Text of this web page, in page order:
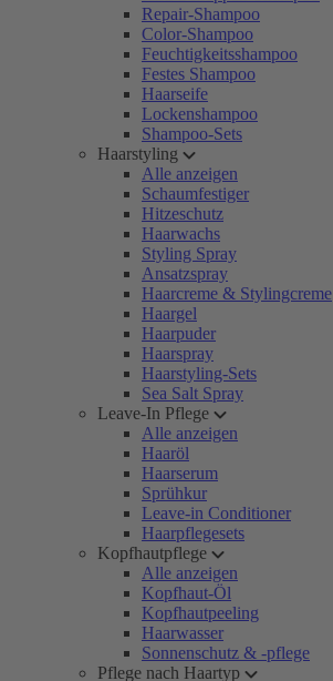
Repair-Shampoo
Color-Shampoo
Feuchtigkeitsshampoo
Festes Shampoo
Haarseife
Lockenshampoo
Shampoo-Sets
Haarstyling
Alle anzeigen
Schaumfestiger
Hitzeschutz
Haarwachs
Styling Spray
Ansatzspray
Haarcreme & Stylingcreme
Haargel
Haarpuder
Haarspray
Haarstyling-Sets
Sea Salt Spray
Leave-In Pflege
Alle anzeigen
Haaröl
Haarserum
Sprühkur
Leave-in Conditioner
Haarpflegesets
Kopfhautpflege
Alle anzeigen
Kopfhaut-Öl
Kopfhautpeeling
Haarwasser
Sonnenschutz & -pflege
Pflege nach Haartyp